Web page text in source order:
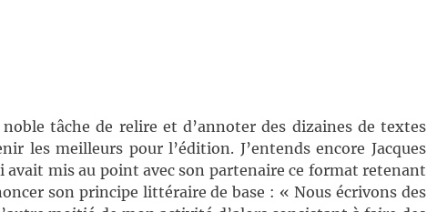
tâche de relire et d’annoter des dizaines de textes
les meilleurs pour l’édition. J’entends encore Jacques
avait mis au point avec son partenaire ce format retenant
son principe littéraire de base : « Nous écrivons des